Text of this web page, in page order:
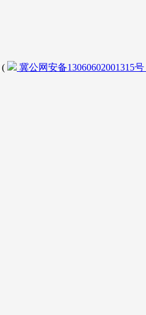
( 冀公网安备13060602001315号